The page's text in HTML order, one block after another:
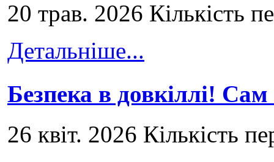
20 трав. 2026 Кількість
Детальніше...
Безпека в довкіллі!
26 квіт. 2026 Кількість